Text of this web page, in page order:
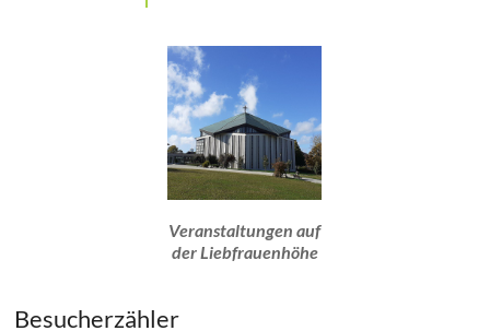
Veranstaltungen auf
der Liebfrauenhöhe
Besucherzähler